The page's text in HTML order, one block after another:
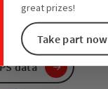
great prizes!
Take part now
data